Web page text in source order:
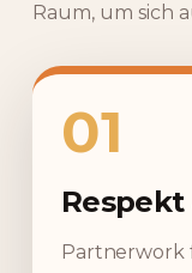
Raum, um sich
01
Partnerwork